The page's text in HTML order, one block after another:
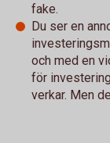
fake.
Du ser en
och med en
för
verkar. Men